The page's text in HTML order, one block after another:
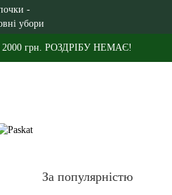
2000 грн. РОЗДРІБУ НЕМАЄ!
За популярністю